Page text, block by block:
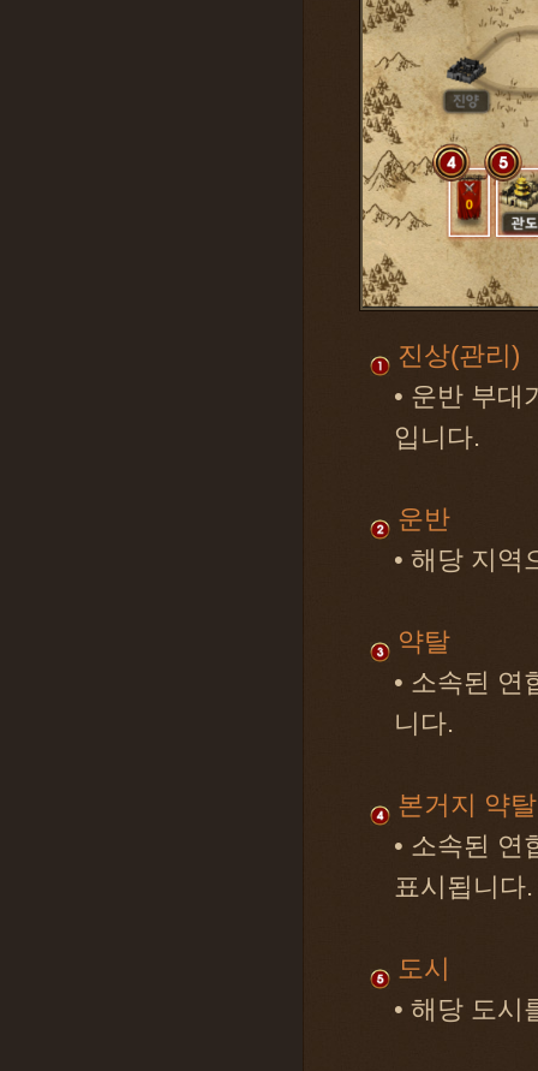
진상(관리)
• 운반 부대
입니다.
운반
• 해당 지역
약탈
• 소속된 연
니다.
본거지 약
• 소속된 연
표시됩니다.
도시
• 해당 도시